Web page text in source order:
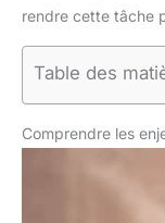
rendre cette tâche
Table des
Comprendre les